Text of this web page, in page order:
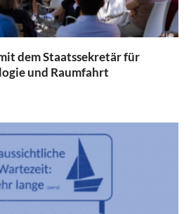
dem Staatssekretär für
und Raumfahrt